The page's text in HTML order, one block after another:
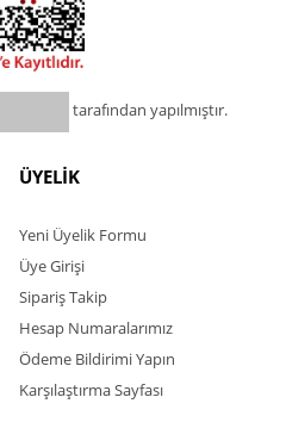
tarafından yapılmıştır.
ÜYELİK
Yeni Üyelik Formu
Üye Girişi
Sipariş Takip
Hesap Numaralarımız
Ödeme Bildirimi Yapın
Karşılaştırma Sayfası